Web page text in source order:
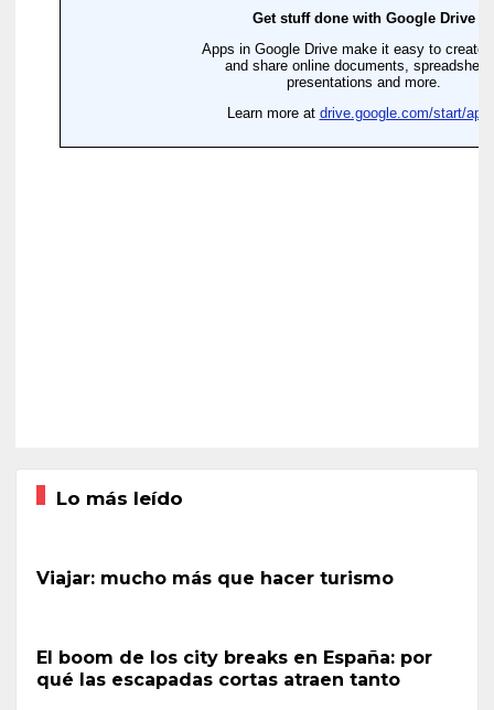
Lo más leído
Viajar: mucho más que hacer turismo
El boom de los city breaks en España: por
qué las escapadas cortas atraen tanto